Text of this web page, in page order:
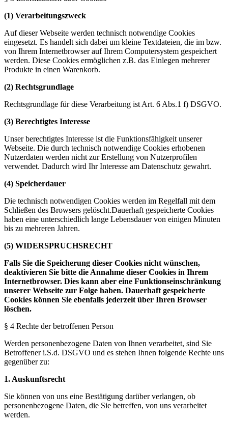
(1) Verarbeitungszweck
Auf dieser Webseite werden technisch notwendige Cookies
eingesetzt. Es handelt sich dabei um kleine Textdateien, die im bzw.
von Ihrem Internetbrowser auf Ihrem Computersystem gespeichert
werden. Diese Cookies ermöglichen z.B. das Einlegen mehrerer
Produkte in einen Warenkorb.
(2) Rechtsgrundlage
Rechtsgrundlage für diese Verarbeitung ist Art. 6 Abs.1 f) DSGVO.
(3) Berechtigtes Interesse
Unser berechtigtes Interesse ist die Funktionsfähigkeit unserer
Webseite. Die durch technisch notwendige Cookies erhobenen
Nutzerdaten werden nicht zur Erstellung von Nutzerprofilen
verwendet. Dadurch wird Ihr Interesse am Datenschutz gewahrt.
(4) Speicherdauer
Die technisch notwendigen Cookies werden im Regelfall mit dem
Schließen des Browsers gelöscht.Dauerhaft gespeicherte Cookies
haben eine unterschiedlich lange Lebensdauer von einigen Minuten
bis zu mehreren Jahren.
(5) WIDERSPRUCHSRECHT
Falls Sie die Speicherung dieser Cookies nicht wünschen,
deaktivieren Sie bitte die Annahme dieser Cookies in Ihrem
Internetbrowser. Dies kann aber eine Funktionseinschränkung
unserer Webseite zur Folge haben. Dauerhaft gespeicherte
Cookies können Sie ebenfalls jederzeit über Ihren Browser
löschen.
§ 4 Rechte der betroffenen Person
Werden personenbezogene Daten von Ihnen verarbeitet, sind Sie
Betroffener i.S.d. DSGVO und es stehen Ihnen folgende Rechte uns
gegenüber zu:
1. Auskunftsrecht
Sie können von uns eine Bestätigung darüber verlangen, ob
personenbezogene Daten, die Sie betreffen, von uns verarbeitet
werden.